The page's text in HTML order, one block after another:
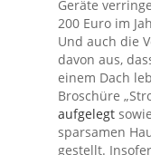
Geräte
200 Euro im
Und auch die
davon aus,
einem Dach
Broschüre
aufgelegt
sparsamen
gestellt.